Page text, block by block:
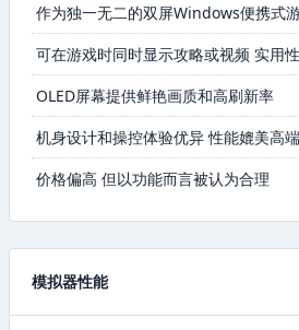
作为独一无二的双屏Windows便携式
可在游戏时同时显示攻略或视频 实用
OLED屏幕提供鲜艳画质和高刷新率
机身设计和操控体验优异 性能媲美高
价格偏高 但以功能而言被认为合理
模拟器性能